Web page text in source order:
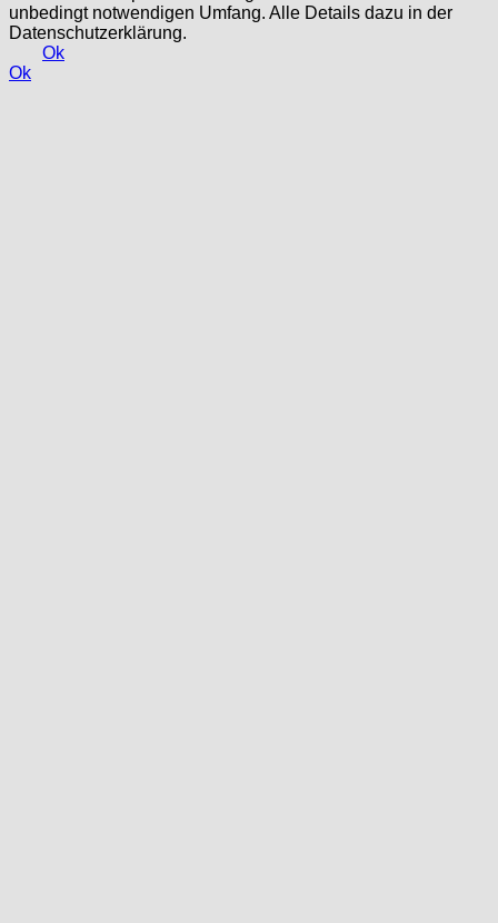
unbedingt notwendigen Umfang. Alle Details dazu in der
Datenschutzerklärung.
Ok
Ok